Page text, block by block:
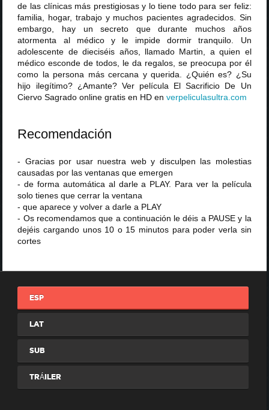
de las clínicas más prestigiosas y lo tiene todo para ser feliz:
familia, hogar, trabajo y muchos pacientes agradecidos. Sin
embargo, hay un secreto que durante muchos años
atormenta al médico y le impide dormir tranquilo. Un
adolescente de dieciséis años, llamado Martin, a quien el
médico esconde de todos, le da regalos, se preocupa por él
como la persona más cercana y querida. ¿Quién es? ¿Su
hijo ilegítimo? ¿Amante? Ver película El Sacrificio De Un
Ciervo Sagrado online gratis en HD enverpeliculasultra .com
Recomendación
- Gracias por usar nuestra web y disculpen las molestias
causadas por las ventanas que emergen
- de forma automática al darle a PLAY. Para ver la película
solo tienes que cerrar la ventana
- que aparece y volver a darle a PLAY
- Os recomendamos que a continuación le déis a PAUSE y la
dejéis cargando unos 10 o 15 minutos para poder verla sin
cortes
ESP
LAT
SUB
TRÁILER